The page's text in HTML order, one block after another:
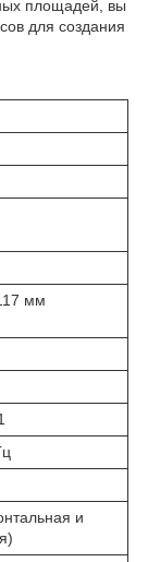
площадей, вы
для создания
мм
и